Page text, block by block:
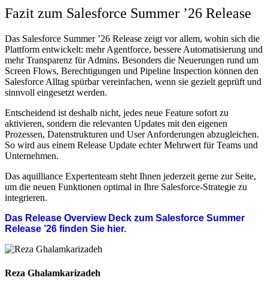
Fazit zum Salesforce Summer ’26 Release
Das Salesforce Summer ’26 Release zeigt vor allem, wohin sich die
Plattform entwickelt: mehr Agentforce, bessere Automatisierung und
mehr Transparenz für Admins. Besonders die Neuerungen rund um
Screen Flows, Berechtigungen und Pipeline Inspection können den
Salesforce Alltag spürbar vereinfachen, wenn sie gezielt geprüft und
sinnvoll eingesetzt werden.
Entscheidend ist deshalb nicht, jedes neue Feature sofort zu
aktivieren, sondern die relevanten Updates mit den eigenen
Prozessen, Datenstrukturen und User Anforderungen abzugleichen.
So wird aus einem Release Update echter Mehrwert für Teams und
Unternehmen.
Das aquilliance Expertenteam steht Ihnen jederzeit gerne zur Seite,
um die neuen Funktionen optimal in Ihre Salesforce-Strategie zu
integrieren.
Das Release Overview Deck zum Salesforce Summer
Release ’26 finden Sie hier.
Reza Ghalamkarizadeh